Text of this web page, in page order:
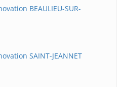
BEAULIEU-SUR-
SAINT-JEANNET